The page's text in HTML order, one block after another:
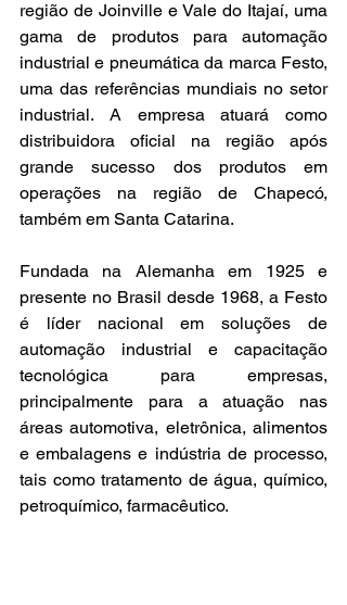
região de Joinville e Vale do Itajaí, uma
gama de produtos para automação
industrial e pneumática da marca Festo,
uma das referências mundiais no setor
industrial. A empresa atuará como
distribuidora oficial na região após
grande sucesso dos produtos em
operações na região de Chapecó,
também em Santa Catarina.
Fundada na Alemanha em 1925 e
presente no Brasil desde 1968, a Festo
é líder nacional em soluções de
automação industrial e capacitação
tecnológica para empresas,
principalmente para a atuação nas
áreas automotiva, eletrônica, alimentos
e embalagens e indústria de processo,
tais como tratamento de água, químico,
petroquímico, farmacêutico.